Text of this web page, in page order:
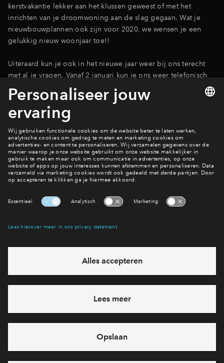
Inloggen
kerstvakantie lekker aan het klussen geweest of met het
inrichten van je droomwoning aan de slag gegaan. Wat je
nieuwbouwplannen ook zijn voor 2020, we wensen je een
gelukkig nieuw woonjaar toe!!
Uiteraard kun je ook in het nieuwe jaar weer bij ons terecht
met al je vragen. Vanaf 2 januari kun je ons weer telefonisch
bereiken op de reguliere openingstijden.
1 januari: gesloten
Bekijk het woningaanbod
eventuele projecten
Ja, ik wil mij aanmelden
Heb je een vraag en wil je direct antwoord? Bel ons op088
712 26 49
6 dagen per week beschikbaar (behalve tijdens
feestdagen)